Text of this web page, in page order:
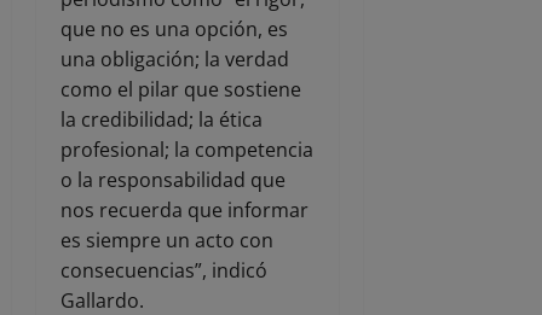
que no es una opción, es
una obligación; la verdad
como el pilar que sostiene
la credibilidad; la ética
profesional; la competencia
o la responsabilidad que
nos recuerda que informar
es siempre un acto con
consecuencias”, indicó
Gallardo.